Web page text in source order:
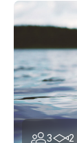
3 2